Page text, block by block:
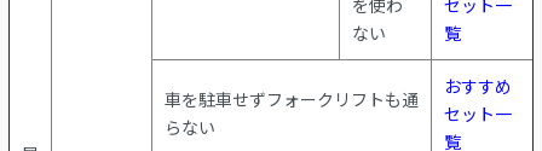
を使わ
ない
セット一
覧
車を駐車せずフォークリフトも通
らない
おすすめ
セット一
覧